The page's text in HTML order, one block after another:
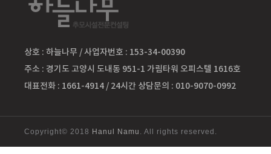
상호 : 하늘나무 / 사업자번호 : 153-34-00390
주소 : 경기도 고양시 도내동 951-1 가림타워 오피스텔 1616호
대표전화 : 1661-4914 / 24시간 상담문의 : 010-9070-0992
Copyright© 2018 Hanul Namu . All rights reserved.